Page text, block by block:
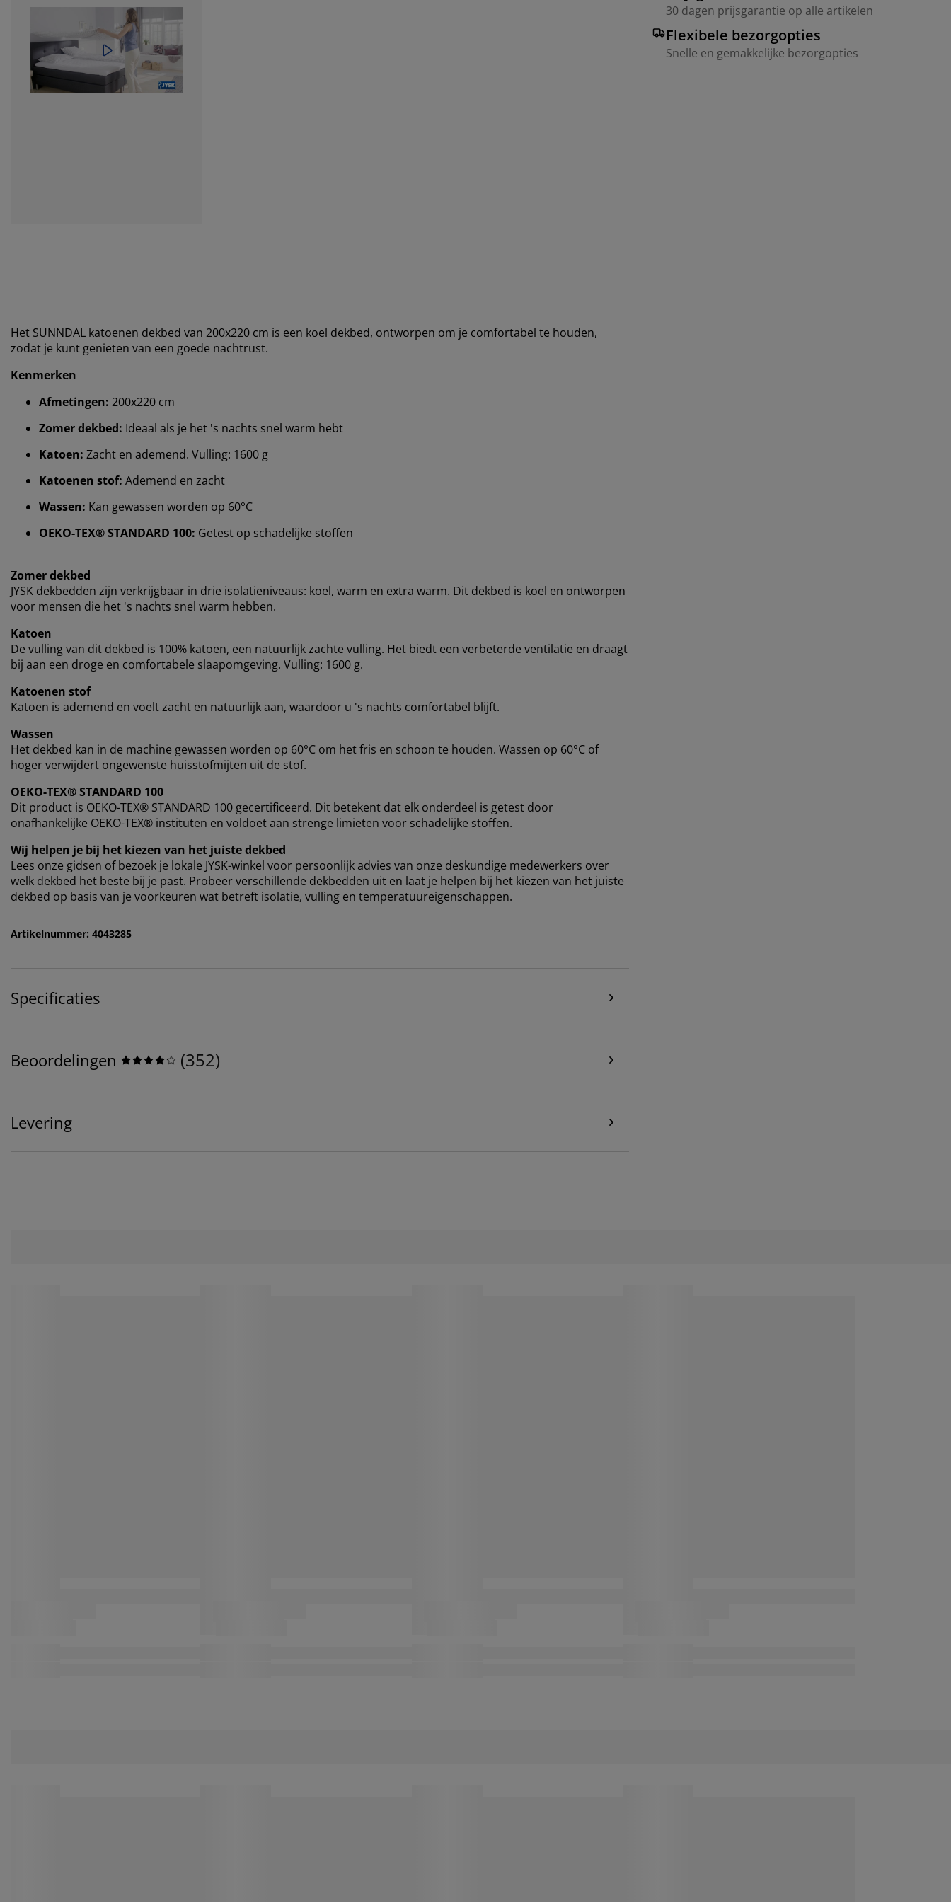
30 dagen prijsgarantie op alle artikelen
Flexibele bezorgopties
Snelle en gemakkelijke bezorgopties
Het SUNNDAL katoenen dekbed van 200x220 cm is een koel dekbed, ontworpen om je comfortabel te houden,
zodat je kunt genieten van een goede nachtrust.
Kenmerken
Afmetingen: 200x220 cm
Zomer dekbed: Ideaal als je het 's nachts snel warm hebt
Katoen: Zacht en ademend. Vulling: 1600 g
Katoenen stof: Ademend en zacht
Wassen: Kan gewassen worden op 60°C
OEKO-TEX® STANDARD 100: Getest op schadelijke stoffen
Zomer dekbed
JYSK dekbedden zijn verkrijgbaar in drie isolatieniveaus: koel, warm en extra warm. Dit dekbed is koel en ontworpen
voor mensen die het 's nachts snel warm hebben.
Katoen
De vulling van dit dekbed is 100% katoen, een natuurlijk zachte vulling. Het biedt een verbeterde ventilatie en draagt
​​bij aan een droge en comfortabele slaapomgeving. Vulling: 1600 g.
Katoenen stof
Katoen is ademend en voelt zacht en natuurlijk aan, waardoor u 's nachts comfortabel blijft.
Wassen
Het dekbed kan in de machine gewassen worden op 60°C om het fris en schoon te houden. Wassen op 60°C of
hoger verwijdert ongewenste huisstofmijten uit de stof.
OEKO-TEX® STANDARD 100
Dit product is OEKO-TEX® STANDARD 100 gecertificeerd. Dit betekent dat elk onderdeel is getest door
onafhankelijke OEKO-TEX® instituten en voldoet aan strenge limieten voor schadelijke stoffen.
Wij helpen je bij het kiezen van het juiste dekbed
Lees onze gidsen of bezoek je lokale JYSK-winkel voor persoonlijk advies van onze deskundige medewerkers over
welk dekbed het beste bij je past. Probeer verschillende dekbedden uit en laat je helpen bij het kiezen van het juiste
dekbed op basis van je voorkeuren wat betreft isolatie, vulling en temperatuureigenschappen.
Artikelnummer: 4043285
Specificaties
Beoordelingen (352)
Levering